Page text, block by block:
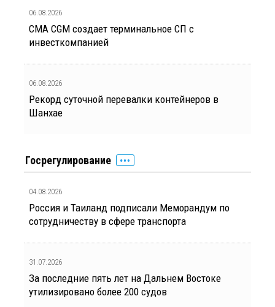
06.08.2026
CMA CGM создает терминальное СП с
инвесткомпанией
06.08.2026
Рекорд суточной перевалки контейнеров в
Шанхае
Госрегулирование
04.08.2026
Россия и Таиланд подписали Меморандум по
сотрудничеству в сфере транспорта
31.07.2026
За последние пять лет на Дальнем Востоке
утилизировано более 200 судов